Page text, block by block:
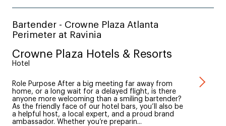
Bartender - Crowne Plaza Atlanta
Perimeter at Ravinia
Crowne Plaza Hotels & Resorts
Hotel
Role Purpose After a big meeting far away from
home, or a long wait for a delayed flight, is there
anyone more welcoming than a smiling bartender?
As the friendly face of our hotel bars, you’ll also be
a helpful host, a local expert, and a proud brand
ambassador. Whether you’re preparin...